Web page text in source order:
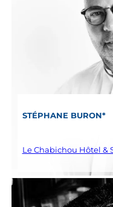
STÉPHANE BURON*
Le Chabichou Hôtel &